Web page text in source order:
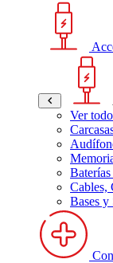
Ver
Cables,
Bases y